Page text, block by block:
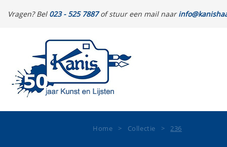
Vragen? Bel 023 - 525 7887of stuur een mail naar
Home > Collectie >236